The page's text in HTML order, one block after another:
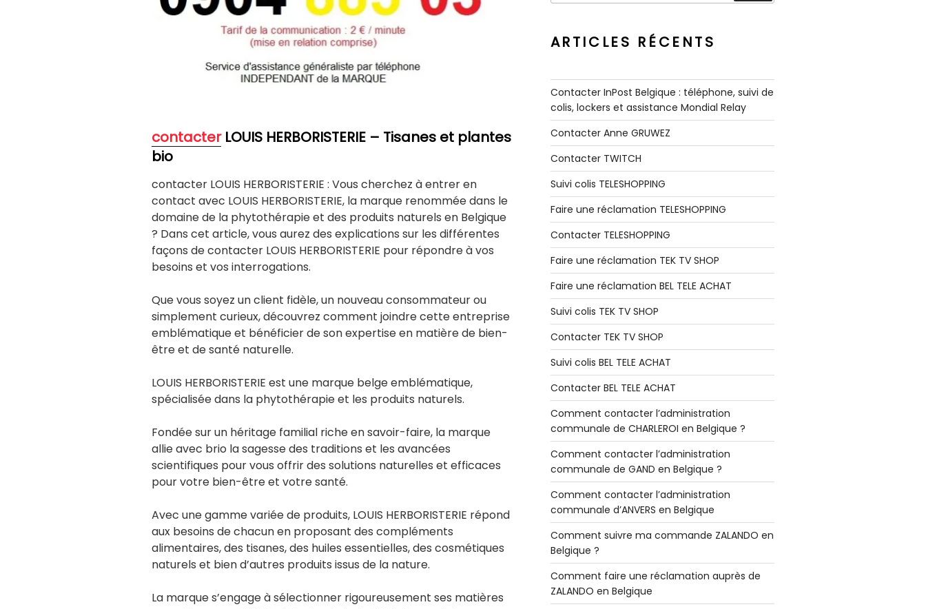
contacterLOUIS HERBORISTERIE – Tisanes et plantes
bio
contacter LOUIS HERBORISTERIE : Vous cherchez à entrer en
contact avec LOUIS HERBORISTERIE, la marque renommée dans le
domaine de la phytothérapie et des produits naturels en Belgique
? Dans cet article, vous aurez des explications sur les différentes
façons de contacter LOUIS HERBORISTERIE pour répondre à vos
besoins et vos interrogations.
Que vous soyez un client fidèle, un nouveau consommateur ou
simplement curieux, découvrez comment joindre cette entreprise
emblématique et bénéficier de son expertise en matière de bien-
être et de santé naturelle.
LOUIS HERBORISTERIE est une marque belge emblématique,
spécialisée dans la phytothérapie et les produits naturels.
Fondée sur un héritage familial riche en savoir-faire, la marque
allie avec brio la sagesse des traditions et les avancées
scientifiques pour vous offrir des solutions naturelles et efficaces
pour votre bien-être et votre santé.
Avec une gamme variée de produits, LOUIS HERBORISTERIE répond
aux besoins de chacun en proposant des compléments
alimentaires, des tisanes, des huiles essentielles, des cosmétiques
naturels et bien d’autres produits issus de la nature.
La marque s’engage à sélectionner rigoureusement ses matières
:
ARTICLES RÉCENTS
Contacter InPost Belgique : téléphone, suivi de
colis, lockers et assistance Mondial Relay
Contacter Anne GRUWEZ
Contacter TWITCH
Suivi colis TELESHOPPING
Faire une réclamation TELESHOPPING
Contacter TELESHOPPING
Faire une réclamation TEK TV SHOP
Faire une réclamation BEL TELE ACHAT
Suivi colis TEK TV SHOP
Contacter TEK TV SHOP
Suivi colis BEL TELE ACHAT
Contacter BEL TELE ACHAT
Comment contacter l’administration
communale de CHARLEROI en Belgique ?
Comment contacter l’administration
communale de GAND en Belgique ?
Comment contacter l’administration
communale d’ANVERS en Belgique
Comment suivre ma commande ZALANDO en
Belgique ?
Comment faire une réclamation auprès de
ZALANDO en Belgique